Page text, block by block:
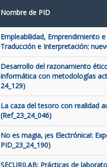
Nombre de PID
Empleabilidad, Emprendimiento
Traducción e Interpretación:
Desarrollo del razonamiento
informática con metodologías
24_129)
La caza del tesoro con realidad
(Ref_23_24_046)
No es magia, ¡es Electrónica!:
PID_23_24_190)
SECURILAB: Prácticas de